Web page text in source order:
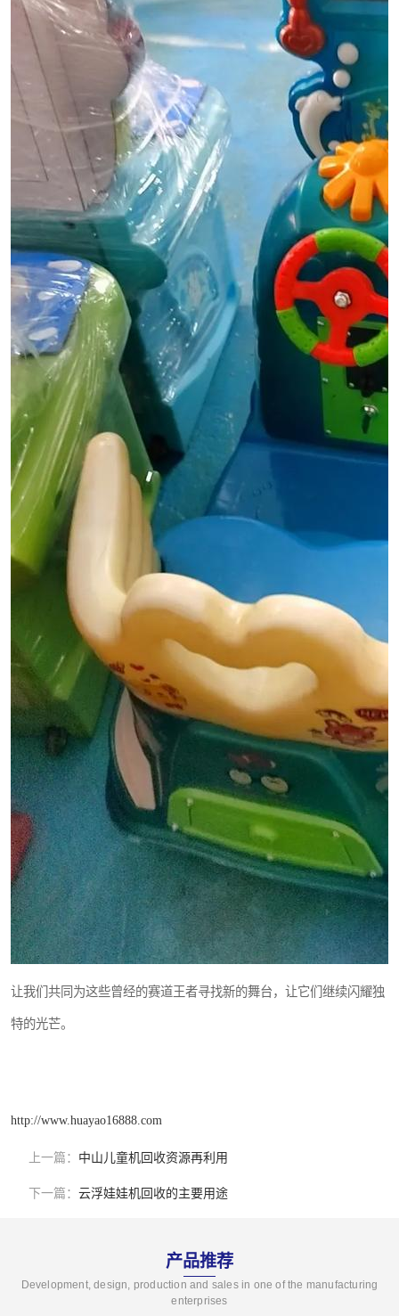
让我们共同为这些曾经的赛道王者寻找新的舞台，让它们继续闪耀独
特的光芒。
http://www.huayao16888.com
上一篇： 中山儿童机回收资源再利用
下一篇： 云浮娃娃机回收的主要用途
产品推荐
Development, design, production and sales in one of the manufacturing
enterprises